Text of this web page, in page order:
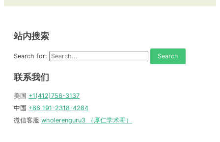
站内搜索
Search for:
联系我们
美国 +1(412)756-3137
中国 +86 191-2318-4284
微信客服 wholerenguru3 （厚仁学术哥）